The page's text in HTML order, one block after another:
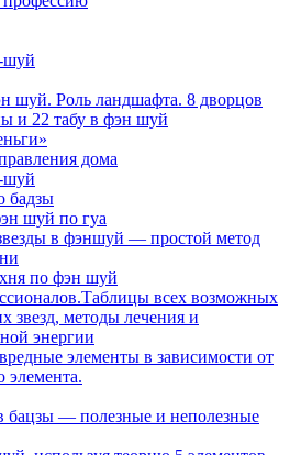
шуй
шуй. Роль ландшафта. 8 дворцов
и 22 табу в фэн шуй
дома
шуй
бадзы
шуй по гуа
в фэншуй — простой метод
по фэн шуй
всех возможных
звезд, методы лечения и
энергии
элементы в зависимости от
элемента.
бацзы — полезные и неполезные